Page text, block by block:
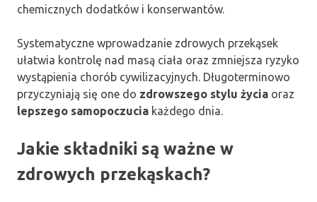
chemicznych dodatków i konserwantów.
Systematyczne wprowadzanie zdrowych przekąsek
ułatwia kontrolę nad masą ciała oraz zmniejsza ryzyko
wystąpienia chorób cywilizacyjnych. Długoterminowo
przyczyniają się one do zdrowszego stylu życia oraz
lepszego samopoczucia każdego dnia.
Jakie składniki są ważne w
zdrowych przekąskach?